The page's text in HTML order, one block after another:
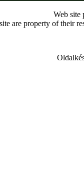
Web site
are property of their